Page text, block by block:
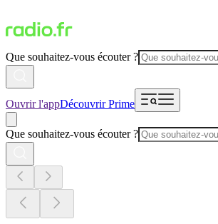
Que souhaitez-vous écouter ?
Ouvrir l'appDécouvrir Prime
Que souhaitez-vous écouter ?